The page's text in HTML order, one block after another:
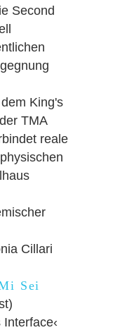
Second
King's
TMA
reale
Cillari
Sei